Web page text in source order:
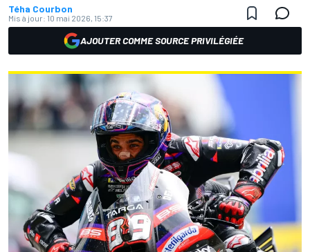
Téha Courbon
Mis à jour: 10 mai 2026, 15:37
AJOUTER COMME SOURCE PRIVILÉGIÉE